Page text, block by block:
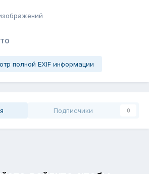
полной EXIF информации
Подписчики 0